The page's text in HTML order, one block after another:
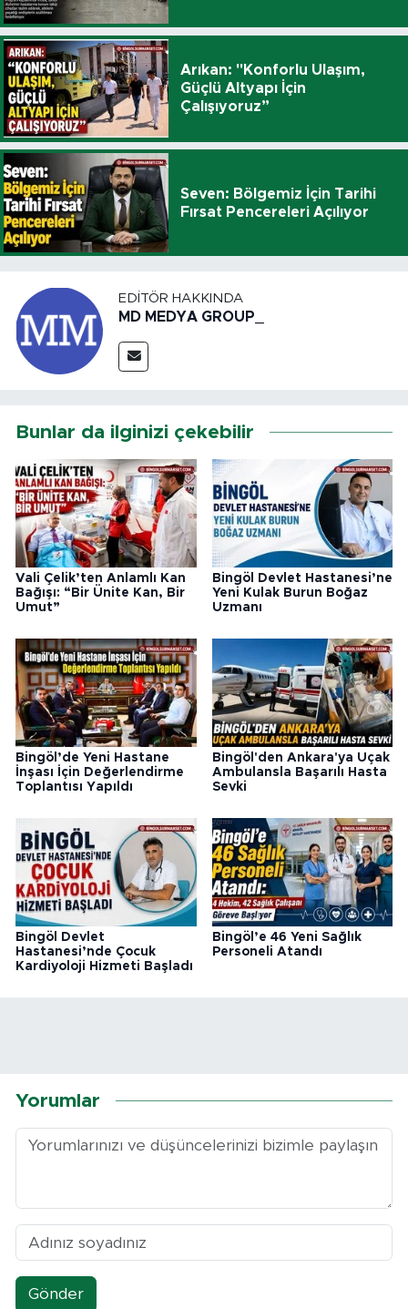
Arıkan: "Konforlu Ulaşım,
Güçlü Altyapı İçin
Çalışıyoruz”
Seven: Bölgemiz İçin Tarihi
Fırsat Pencereleri Açılıyor
EDITÖR HAKKINDA
MD MEDYA GROUP_
Bunlar da ilginizi çekebilir
Vali Çelik’ten Anlamlı Kan
Bağışı: “Bir Ünite Kan, Bir
Umut”
Bingöl Devlet Hastanesi’ne
Yeni Kulak Burun Boğaz
Uzmanı
Bingöl’de Yeni Hastane
İnşası İçin Değerlendirme
Toplantısı Yapıldı
Bingöl'den Ankara'ya Uçak
Ambulansla Başarılı Hasta
Sevki
Bingöl Devlet
Hastanesi’nde Çocuk
Kardiyoloji Hizmeti Başladı
Bingöl’e 46 Yeni Sağlık
Personeli Atandı
Yorumlar
Gönder